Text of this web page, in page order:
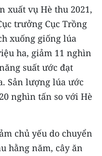
xuất vụ Hè thu 2021,
trưởng Cục Trồng
xuống giống lúa
ha, giảm 11 nghìn
suất ước đạt
Sản lượng lúa ước
nghìn tấn so với Hè
chủ yếu do chuyển
hằng năm, cây ăn